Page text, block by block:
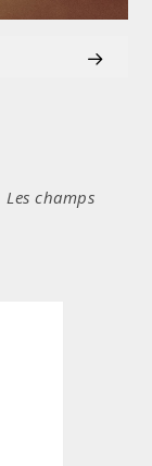
Les champs